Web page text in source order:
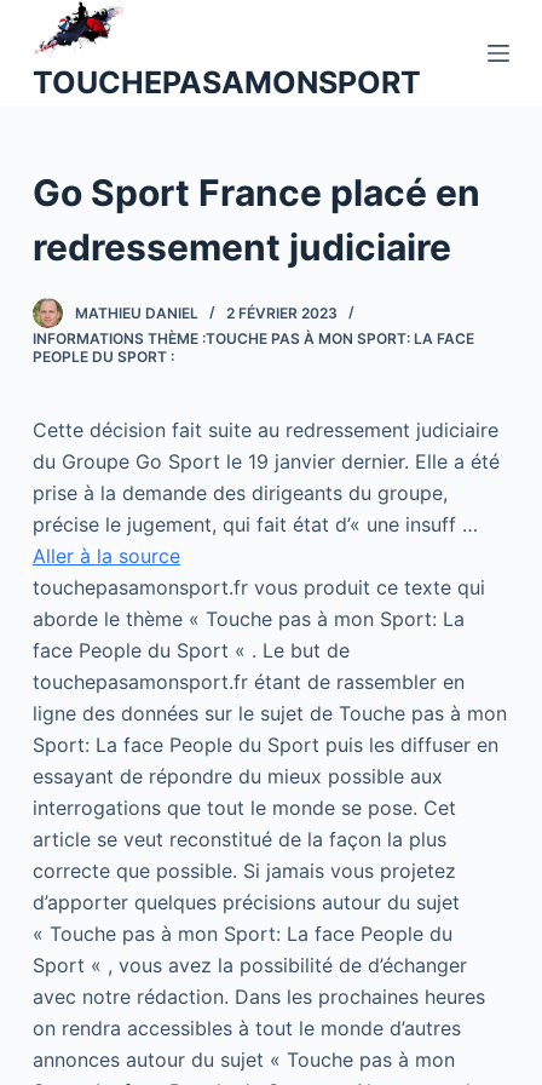
u
o
n
n
u
TOUCHEPASAMONSPORT
Go Sport France placé en
redressement judiciaire
MATHIEU DANIEL
2 FÉVRIER 2023
INFORMATIONS THÈME :TOUCHE PAS À MON SPORT: LA FACE
PEOPLE DU SPORT :
Cette décision fait suite au redressement judiciaire
du Groupe Go Sport le 19 janvier dernier. Elle a été
prise à la demande des dirigeants du groupe,
précise le jugement, qui fait état d’« une insuff …
Aller à la source
touchepasamonsport.fr vous produit ce texte qui
aborde le thème « Touche pas à mon Sport: La
face People du Sport « . Le but de
touchepasamonsport.fr étant de rassembler en
ligne des données sur le sujet de Touche pas à mon
Sport: La face People du Sport puis les diffuser en
essayant de répondre du mieux possible aux
interrogations que tout le monde se pose. Cet
article se veut reconstitué de la façon la plus
correcte que possible. Si jamais vous projetez
d’apporter quelques précisions autour du sujet
« Touche pas à mon Sport: La face People du
Sport « , vous avez la possibilité de d’échanger
avec notre rédaction. Dans les prochaines heures
on rendra accessibles à tout le monde d’autres
annonces autour du sujet « Touche pas à mon